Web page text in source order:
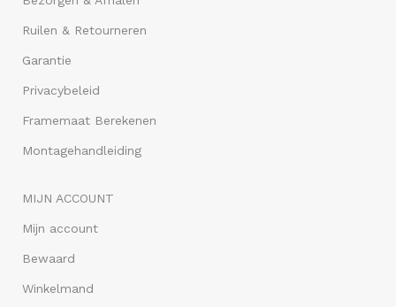
Ruilen & Retourneren
Garantie
Privacybeleid
Framemaat Berekenen
Montagehandleiding
MIJN ACCOUNT
Mijn account
Bewaard
Winkelmand